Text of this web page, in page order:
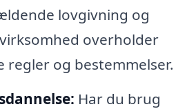
lovgivning og
overholder
regler og bestemmelser.
Har du brug